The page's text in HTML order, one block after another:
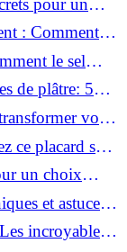
: Comment
!
le sel
de plâtre: 5
votre
ce placard sous
un choix
et astuces
incroyables